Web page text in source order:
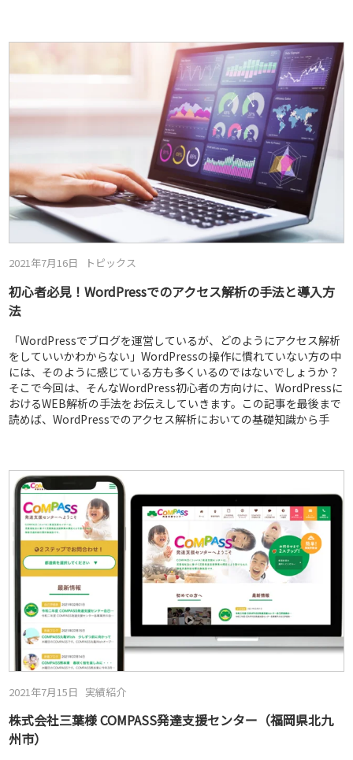
2021年7月16日 トピックス
初心者必見！WordPressでのアクセス解析の手法と導入方
法
「WordPressでブログを運営しているが、どのようにアクセス解析
をしていいかわからない」WordPressの操作に慣れていない方の中
には、そのように感じている方も多くいるのではないでしょうか？
そこで今回は、そんなWordPress初心者の方向けに、WordPressに
おけるWEB解析の手法をお伝えしていきます。この記事を最後まで
読めば、WordPressでのアクセス解析においての基礎知識から手
2021年7月15日 実績紹介
株式会社三葉様 COMPASS発達支援センター（福岡県北九
州市）